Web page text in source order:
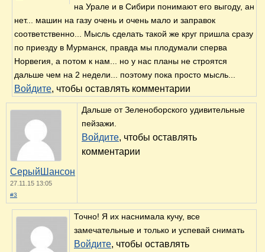
на Урале и в Сибири понимают его выгоду, ан
нет... машин на газу очень и очень мало и заправок
соответственно... Мысль сделать такой же круг пришла сразу
по приезду в Мурманск, правда мы плодумали сперва
Норвегия, а потом к нам... но у нас планы не строятся
дальше чем на 2 недели... поэтому пока просто мысль...
Войдите, чтобы оставлять комментарии
СерыйШансон
27.11.15 13:05
#3
Дальше от Зеленоборского удивительные
пейзажи.
Войдите, чтобы оставлять
комментарии
Точно! Я их наснимала кучу, все
замечательные и только и успевай снимать
Войдите, чтобы оставлять